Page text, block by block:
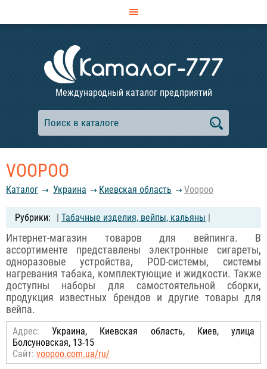
Международный каталог предприятий
VOOPOO
Каталог Украина Киевская область Voopoo
| Табачные изделия, вейпы, кальяны |
Интернет-магазин товаров для вейпинга. В
ассортименте представлены электронные сигареты,
одноразовые устройства, POD-системы, системы
нагревания табака, комплектующие и жидкости. Также
доступны наборы для самостоятельной сборки,
продукция известных брендов и другие товары для
вейпа.
Адрес: Украина, Киевская область, Киев, улица
Болсуновская, 13-15
Сайт: voopoo.com.ua/ru/